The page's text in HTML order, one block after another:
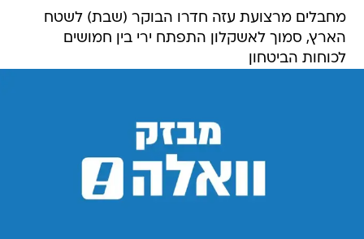
מחבלים מרצועת עזה חדרו הבוקר (שבת) לשטח
הארץ, סמוך לאשקלון התפתח ירי בין חמושים
לכוחות הביטחון